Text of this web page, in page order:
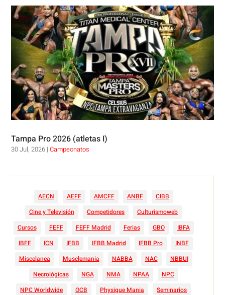
Tampa Pro 2026 (atletas I)
30 Jul, 2026 |Campeonatos
AECN AEFF AMCFF ANBF
CIBB
Cine y Televisión
Competidores
Culturismoweb
Cursos
FEFF FEFF Madrid Ferias GBO
IBFA
IBFF
ICN IFBB IFBB Madrid IFBB Pro
INBF
Miscelanea
Musclemania NABBA NAC
NBBUI
Necrológicas
NGA NMA NPAA
NPC
NPC Worldwide
OCB Physique Mania
Seminarios